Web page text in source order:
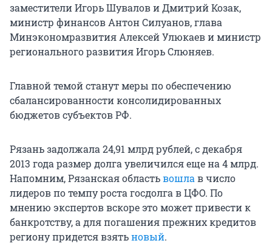
заместители Игорь Шувалов и Дмитрий Козак,
министр финансов Антон Силуанов, глава
Минэкономразвития Алексей Улюкаев и министр
регионального развития Игорь Слюняев.
Главной темой станут меры по обеспечению
сбалансированности консолидированных
бюджетов субъектов РФ.
Рязань задолжала 24,91 млрд рублей, с декабря
2013 года размер долга увеличился еще на 4 млрд.
Напомним, Рязанская областьвошла в число
лидеров по темпу роста госдолга в ЦФО. По
мнению экспертов вскоре это может привести к
банкротству, а для погашения прежних кредитов
региону придется взятьновый.